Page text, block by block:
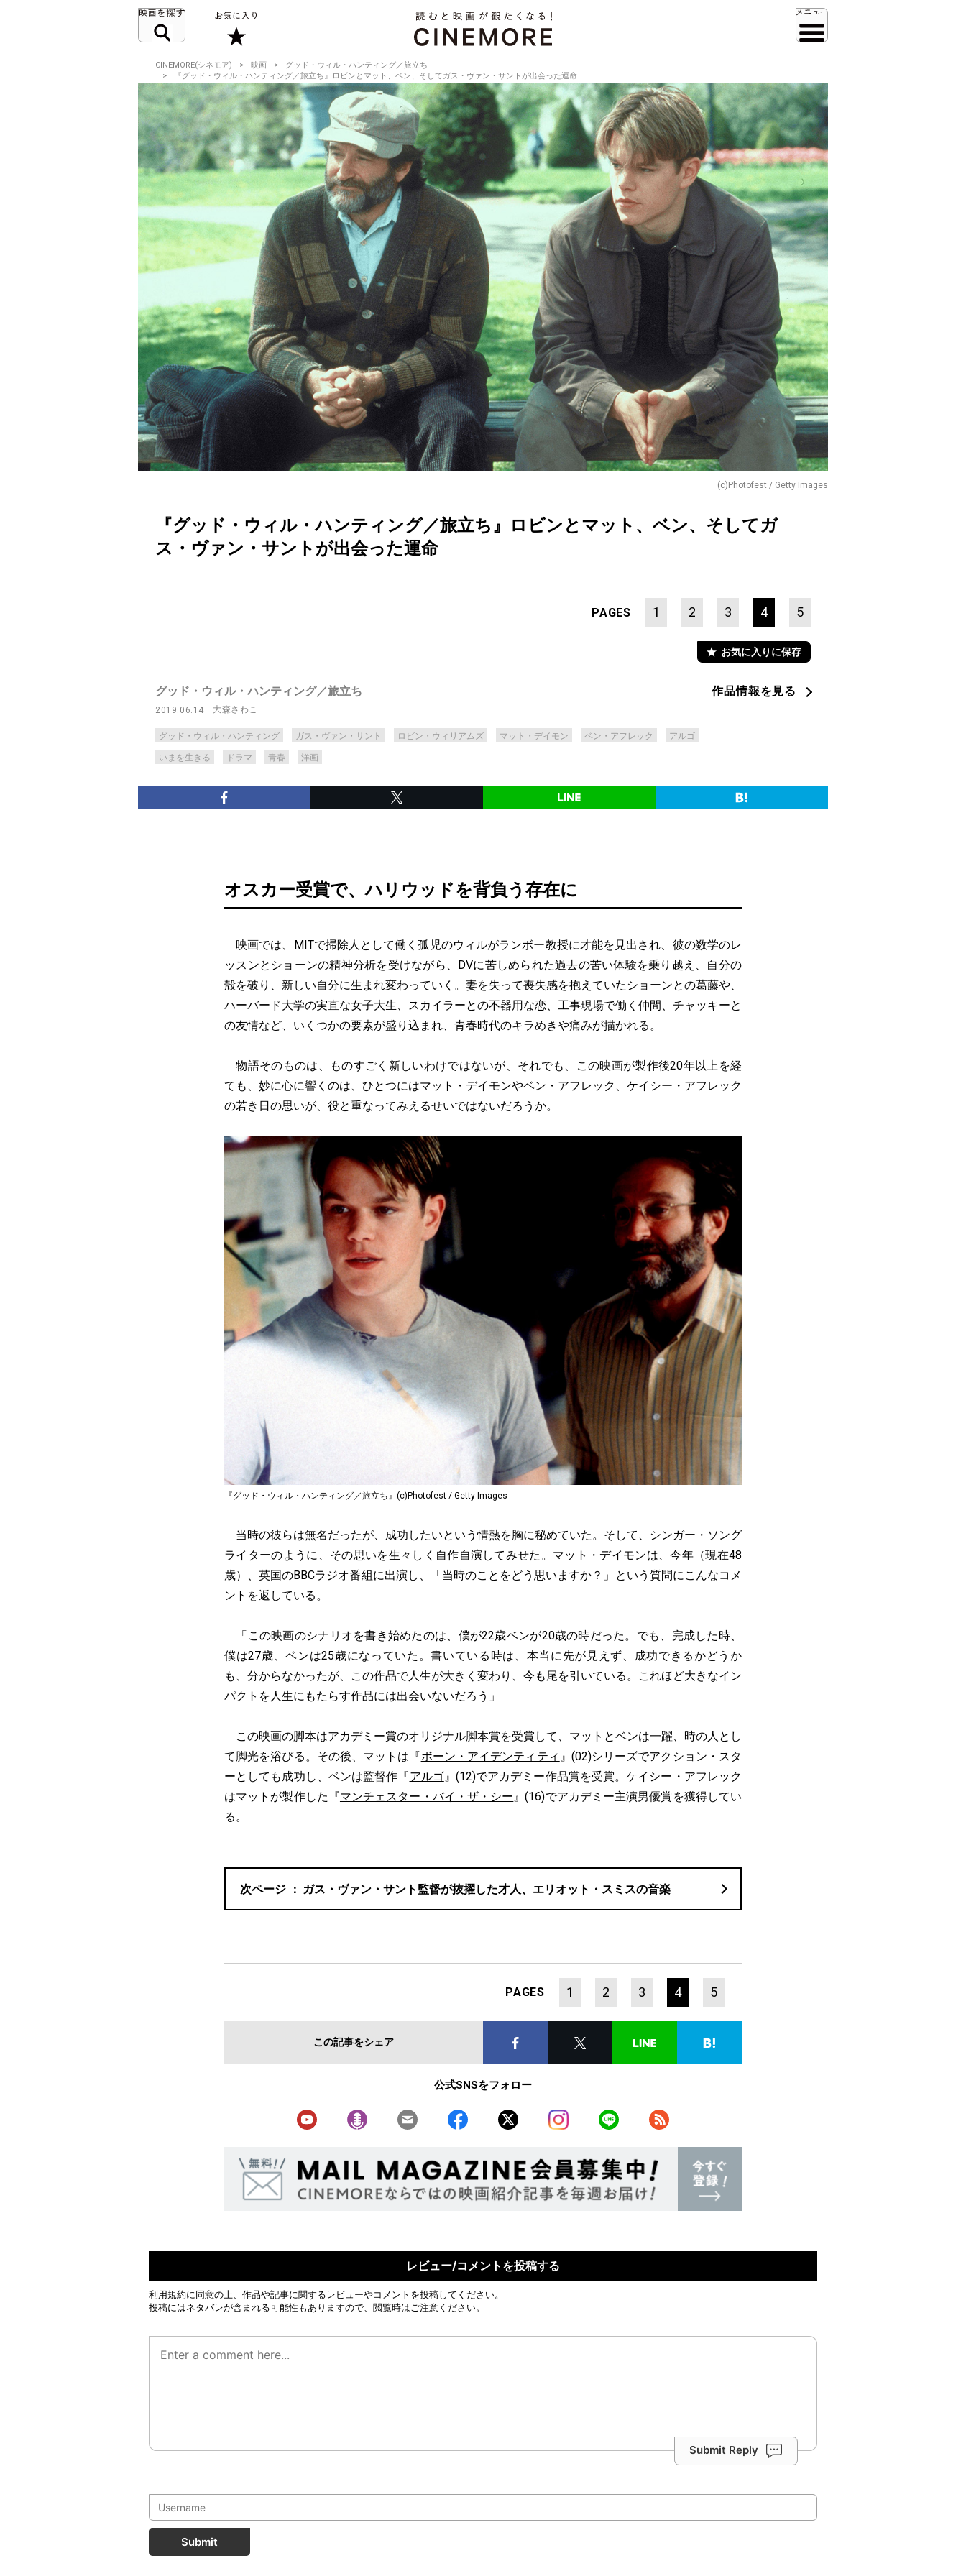
CINEMORE(シネモア) 映画
グッド・ウィル・ハンティング／旅立ち
『グッド・ウィル・ハンティング／旅立ち』ロビンとマット、ベン、そしてガス・ヴァン・サントが出会った運命
(c)Photofest / Getty Images
『グッド・ウィル・ハンティング／旅立ち』ロビンとマット、ベン、そしてガ
ス・ヴァン・サントが出会った運命
PAGES 1 2 3 4 5
お気に入りに保存
グッド・ウィル・ハンティング／旅立ち
2019.06.14 大森さわこ
グッド・ウィル・ハンティング ガス・ヴァン・サント ロビン・ウィリアムズ マット・デイモン ベン・アフレック アルゴ
いまを生きる ドラマ 青春 洋画
作品情報を見る
オスカー受賞で、ハリウッドを背負う存在に
映画では、MITで掃除人として働く孤児のウィルがランボー教授に才能を見出され、彼の数学のレ
ッスンとショーンの精神分析を受けながら、DVに苦しめられた過去の苦い体験を乗り越え、自分の
殻を破り、新しい自分に生まれ変わっていく。妻を失って喪失感を抱えていたショーンとの葛藤や、
ハーバード大学の実直な女子大生、スカイラーとの不器用な恋、工事現場で働く仲間、チャッキーと
の友情など、いくつかの要素が盛り込まれ、青春時代のキラめきや痛みが描かれる。
物語そのものは、ものすごく新しいわけではないが、それでも、この映画が製作後20年以上を経
ても、妙に心に響くのは、ひとつにはマット・デイモンやベン・アフレック、ケイシー・アフレック
の若き日の思いが、役と重なってみえるせいではないだろうか。
『グッド・ウィル・ハンティング／旅立ち』(c)Photofest / Getty Images
当時の彼らは無名だったが、成功したいという情熱を胸に秘めていた。そして、シンガー・ソング
ライターのように、その思いを生々しく自作自演してみせた。マット・デイモンは、今年（現在48
歳）、英国のBBCラジオ番組に出演し、「当時のことをどう思いますか？」という質問にこんなコメ
ントを返している。
「この映画のシナリオを書き始めたのは、僕が22歳ベンが20歳の時だった。でも、完成した時、
僕は27歳、ベンは25歳になっていた。書いている時は、本当に先が見えず、成功できるかどうか
も、分からなかったが、この作品で人生が大きく変わり、今も尾を引いている。これほど大きなイン
パクトを人生にもたらす作品には出会いないだろう」
この映画の脚本はアカデミー賞のオリジナル脚本賞を受賞して、マットとベンは一躍、時の人とし
て脚光を浴びる。その後、マットは『ボーン・アイデンティティ 』(02)シリーズでアクション・スタ
ーとしても成功し、ベンは監督作『アルゴ』(12)でアカデミー作品賞を受賞。ケイシー・アフレック
はマットが製作した『マンチェスター・バイ・ザ・シー 』(16)でアカデミー主演男優賞を獲得してい
る。
ガス・ヴァン・サント監督が抜擢した才人、エリオット・スミスの音楽
PAGES 1 2 3 4 5
この記事をシェア
公式SNSをフォロー
レビュー/コメントを投稿する
利用規約に同意の上、作品や記事に関するレビューやコメントを投稿してください。
投稿にはネタバレが含まれる可能性もありますので、閲覧時はご注意ください。
Submit Reply
Submit